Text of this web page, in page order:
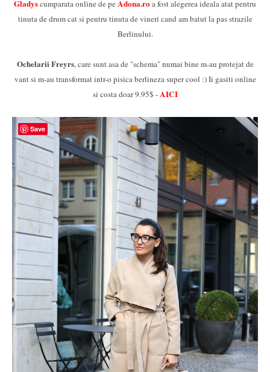
Gladyscumparata online de peAdona.roa fost alegerea ideala atat pentru
tinuta de drum cat si pentru tinuta de vineri cand am batut la pas strazile
Berlinului.
Ochelarii Freyrs, care sunt asa de "schema" numai bine m-au protejat de
vant si m-au transformat intr-o pisica berlineza super cool :) Ii gasiti online
si costa doar 9.95$ -AICI
Save